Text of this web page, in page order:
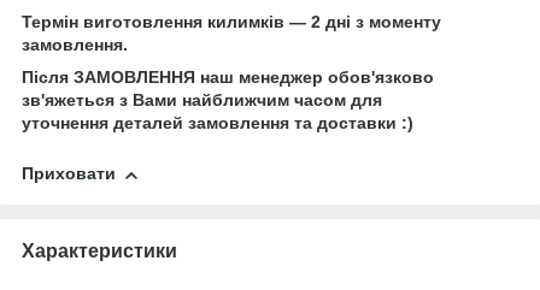
Термін виготовлення килимків — 2 дні з моменту
замовлення.
Після ЗАМОВЛЕННЯ наш менеджер обов'язково
зв'яжеться з Вами найближчим часом для
уточнення деталей замовлення та доставки :)
Приховати
Характеристики